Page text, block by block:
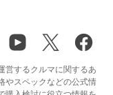
営するクルマに関するあ
やスペックなどの公式情